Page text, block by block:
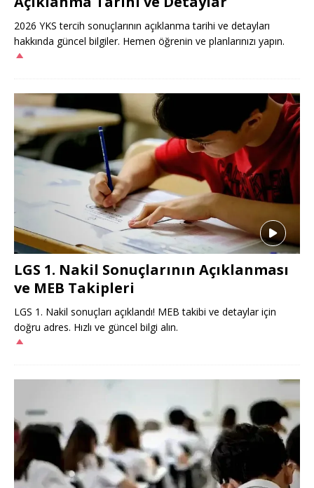
2026 YKS tercih sonuçlarının açıklanma tarihi ve detayları
hakkında güncel bilgiler. Hemen öğrenin ve planlarınızı yapın.
LGS 1. Nakil Sonuçlarının Açıklanması
ve MEB Takipleri
LGS 1. Nakil sonuçları açıklandı! MEB takibi ve detaylar için
doğru adres. Hızlı ve güncel bilgi alın.